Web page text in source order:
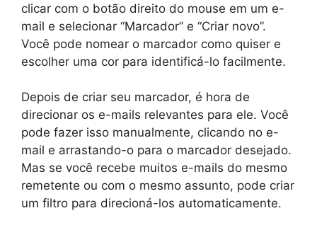
clicar com o botão direito do mouse em um e-
mail e selecionar “Marcador” e “Criar novo”.
Você pode nomear o marcador como quiser e
escolher uma cor para identificá-lo facilmente.
Depois de criar seu marcador, é hora de
direcionar os e-mails relevantes para ele. Você
pode fazer isso manualmente, clicando no e-
mail e arrastando-o para o marcador desejado.
Mas se você recebe muitos e-mails do mesmo
remetente ou com o mesmo assunto, pode criar
um filtro para direcioná-los automaticamente.